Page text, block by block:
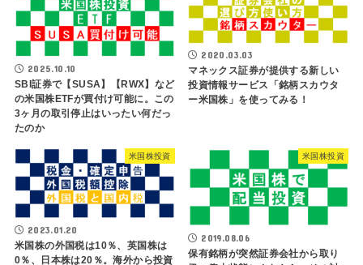
2025.10.10
SBI証券で【SUSA】【RWX】など
の米国株ETFが買付け可能に。この
3ヶ月の取引停止はいったい何だっ
たのか
2020.03.03
マネックス証券が提供する新しい
投資情報サービス「銘柄スカウタ
ー米国株」を使ってみる！
米国株投資
2023.01.20
米国株の外国税は10％、英国株は
0％、日本株は20％。海外から投資
米国株投資
2019.08.06
保有銘柄が突然証券会社から取り